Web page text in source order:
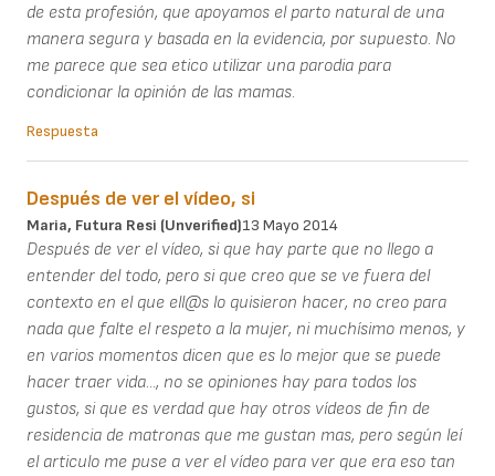
de esta profesión, que apoyamos el parto natural de una
manera segura y basada en la evidencia, por supuesto. No
me parece que sea etico utilizar una parodia para
condicionar la opinión de las mamas.
Respuesta
Después de ver el vídeo, si
Maria, Futura Resi (unverified)13 Mayo 2014
Después de ver el vídeo, si que hay parte que no llego a
entender del todo, pero si que creo que se ve fuera del
contexto en el que ell@s lo quisieron hacer, no creo para
nada que falte el respeto a la mujer, ni muchísimo menos, y
en varios momentos dicen que es lo mejor que se puede
hacer traer vida..., no se opiniones hay para todos los
gustos, si que es verdad que hay otros vídeos de fin de
residencia de matronas que me gustan mas, pero según leí
el articulo me puse a ver el vídeo para ver que era eso tan